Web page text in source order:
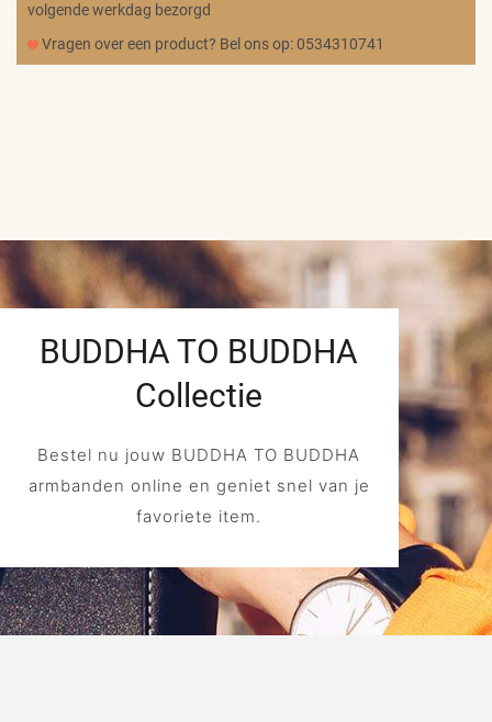
CONTACT
volgende werkdag bezorgd
Vragen over een product? Bel ons op: 0534310741
BUDDHA TO BUDDHA
Collectie
Bestel nu jouw BUDDHA TO BUDDHA
armbanden online en geniet snel van je
favoriete item.